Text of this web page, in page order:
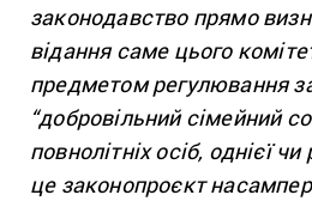
законодавство прямо
відання саме цього
предметом регулювання
“добровільний сімейний
повнолітніх осіб, однієї чи
це законопроєкт